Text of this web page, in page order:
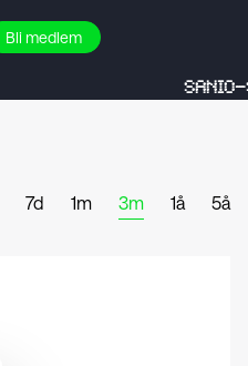
Bli medlem
SANIO-S
7d 1m 3m 1å 5å